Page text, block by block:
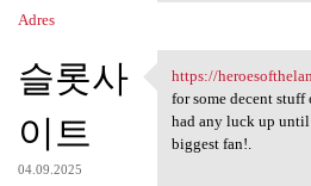
Adres
슬롯사
이트
04.09.2025
https://
https://
for some decent
had any luck up
biggest fan!.